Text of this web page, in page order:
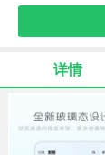
85款应用
社交聊天
185款应用
详情